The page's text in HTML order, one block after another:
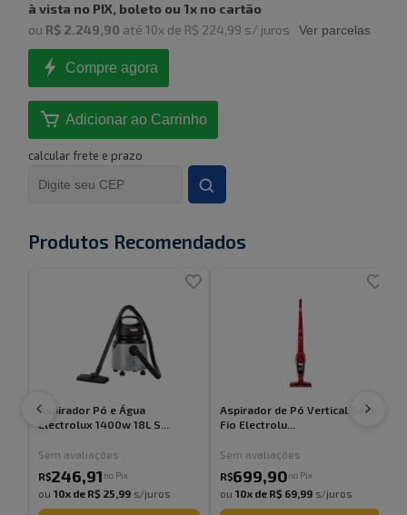
à vista no PIX, boleto ou 1x no cartão
ou R$ 2.249,90 até 10x de R$ 224,99 s/ juros Ver parcelas
Compre agora
Adicionar ao Carrinho
calcular frete e prazo
Produtos Recomendados
Aspirador Pó e Água
Electrolux 1400w 18L S...
Sem avaliações
R$246,91 no Pix
ou 10x de R$ 25,99 s/juros
Aspirador de Pó Vertical Sem
Fio Electrolu...
Sem avaliações
R$699,90no Pix
ou 10x de R$ 69,99 s/juros